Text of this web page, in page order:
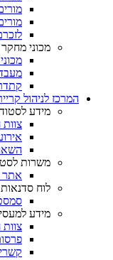
מכוני מחקר
המרכז לניהול
מידע
משרות
אתר
לוח סדנאות
מידע